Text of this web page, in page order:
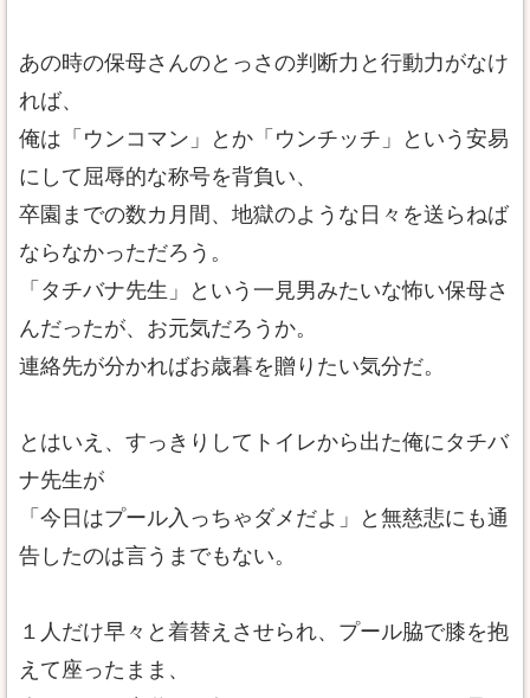
あの時の保母さんのとっさの判断力と行動力がなけ
れば、
俺は「ウンコマン」とか「ウンチッチ」という安易
にして屈辱的な称号を背負い、
卒園までの数カ月間、地獄のような日々を送らねば
ならなかっただろう。
「タチバナ先生」という一見男みたいな怖い保母さ
んだったが、お元気だろうか。
連絡先が分かればお歳暮を贈りたい気分だ。
とはいえ、すっきりしてトイレから出た俺にタチバ
ナ先生が
「今日はプール入っちゃダメだよ」と無慈悲にも通
告したのは言うまでもない。
１人だけ早々と着替えさせられ、プール脇で膝を抱
えて座ったまま、